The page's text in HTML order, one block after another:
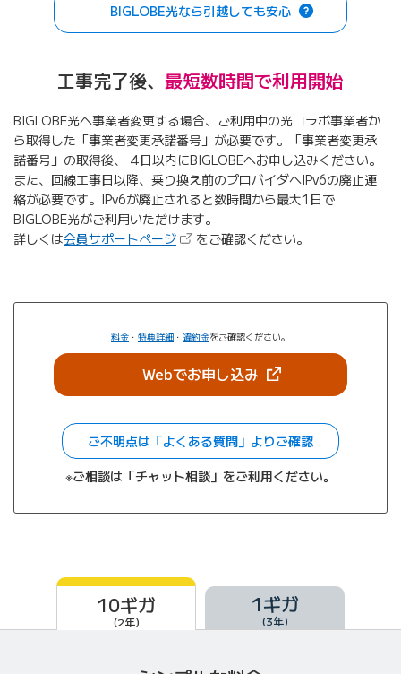
BIGLOBE光なら引越しても安心
工事完了後、 最短数時間で利用開始
BIGLOBE光へ事業者変更する場合、ご利用中の光コラボ事業者か
ら取得した「事業者変更承諾番号」が必要です。「事業者変更承
諾番号」の取得後、 4日以内にBIGLOBEへお申し込みください。
また、回線工事日以降、乗り換え前のプロバイダへIPv6の廃止連
絡が必要です。IPv6が廃⽌されると数時間から最大1日で
BIGLOBE光がご利用いただけます。
詳しくは会員サポートページ（新しいタブで開きます）
をご確認ください。
料金 ・ 特典詳細 ・ 違約金をご確認ください。
Webでお申し込み（新しいタブで開き
ご不明点は「よくある質問」よりご確認
※ご相談は「チャット相談」をご利用ください。
10ギガ
(2年)
1ギガ
(3年)